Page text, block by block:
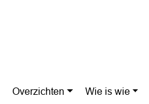
Overzichten Wie is wie